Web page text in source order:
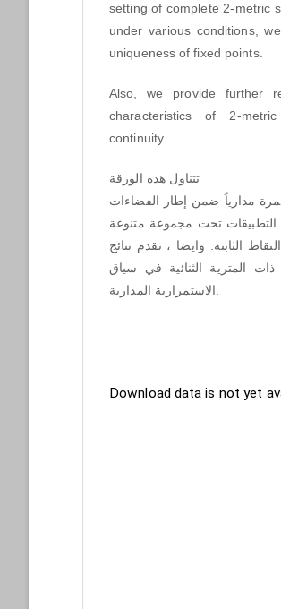
setting of complete 2-metric
under various conditions,
uniqueness of fixed points.
Also, we provide further
characteristics of 2-
continuity.
الورقة
مدارياً ضمن إطار الفضاءات
التطبيقات تحت مجموعة متنوعة
الثابتة. وايضا ، نقدم نتائج
المترية الثنائية في سياق
Download data is not yet